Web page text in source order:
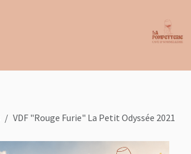
VDF "Rouge Furie" La Petit Odyssée 2021